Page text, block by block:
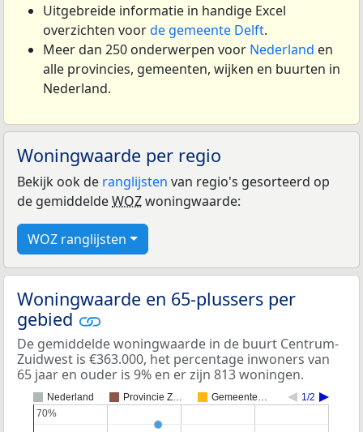
Uitgebreide informatie in handige Excel
overzichten voorde gemeente Delft.
Meer dan 250 onderwerpen voor Nederland en
alle provincies, gemeenten, wijken en buurten in
Nederland.
Woningwaarde per regio
Bekijk ook de ranglijsten van regio's gesorteerd op
de gemiddeldeWOZwoningwaarde:
WOZ ranglijsten
Woningwaarde en 65-plussers per
gebied
De gemiddelde woningwaarde in de buurt Centrum-
Zuidwest is €363.000, het percentage inwoners van
65 jaar en ouder is 9% en er zijn 813 woningen.
Nederland Provincie Z… Gemeente… 1/2
70%
70%